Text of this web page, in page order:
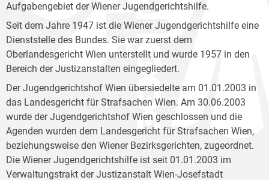
Aufgabengebiet der Wiener Jugendgerichtshilfe.
Seit dem Jahre 1947 ist die Wiener Jugendgerichtshilfe eine
Dienststelle des Bundes. Sie war zuerst dem
Oberlandesgericht Wien unterstellt und wurde 1957 in den
Bereich der Justizanstalten eingegliedert.
Der Jugendgerichtshof Wien übersiedelte am 01.01.2003 in
das Landesgericht für Strafsachen Wien. Am 30.06.2003
wurde der Jugendgerichtshof Wien geschlossen und die
Agenden wurden dem Landesgericht für Strafsachen Wien,
beziehungsweise den Wiener Bezirksgerichten, zugeordnet.
Die Wiener Jugendgerichtshilfe ist seit 01.01.2003 im
Verwaltungstrakt der Justizanstalt Wien-Josefstadt